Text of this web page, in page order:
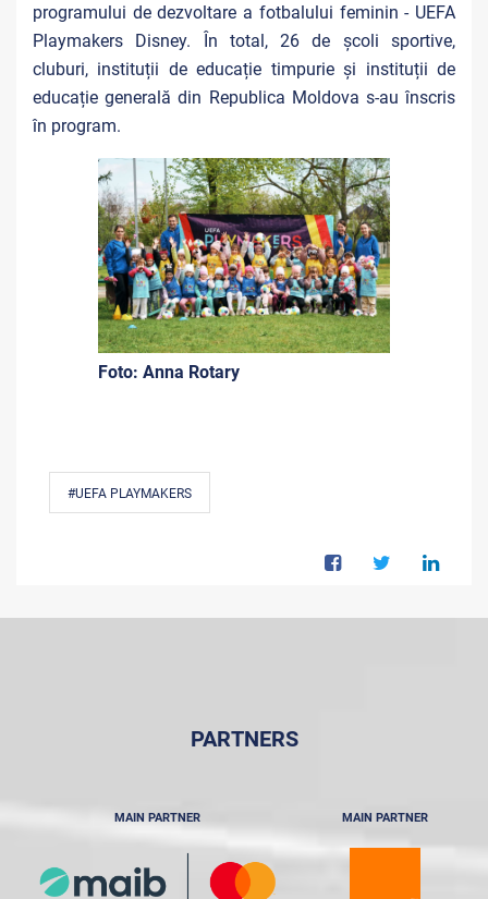
programului de dezvoltare a fotbalului feminin - UEFA
Playmakers Disney. În total, 26 de școli sportive,
cluburi, instituții de educație timpurie și instituții de
educație generală din Republica Moldova s-au înscris
în program.
Foto: Anna Rotary
#UEFA PLAYMAKERS
PARTNERS
MAIN PARTNER MAIN PARTNER